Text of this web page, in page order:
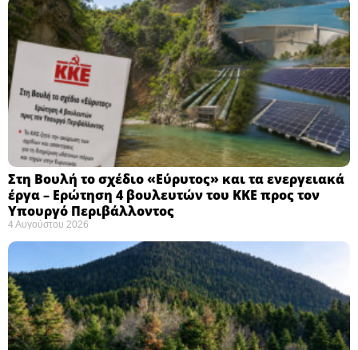
Στη Βουλή το σχέδιο «Εύρυτος» και τα ενεργειακά
έργα – Ερώτηση 4 βουλευτών του ΚΚΕ προς τον
Υπουργό Περιβάλλοντος
4 Αυγούστου 2026